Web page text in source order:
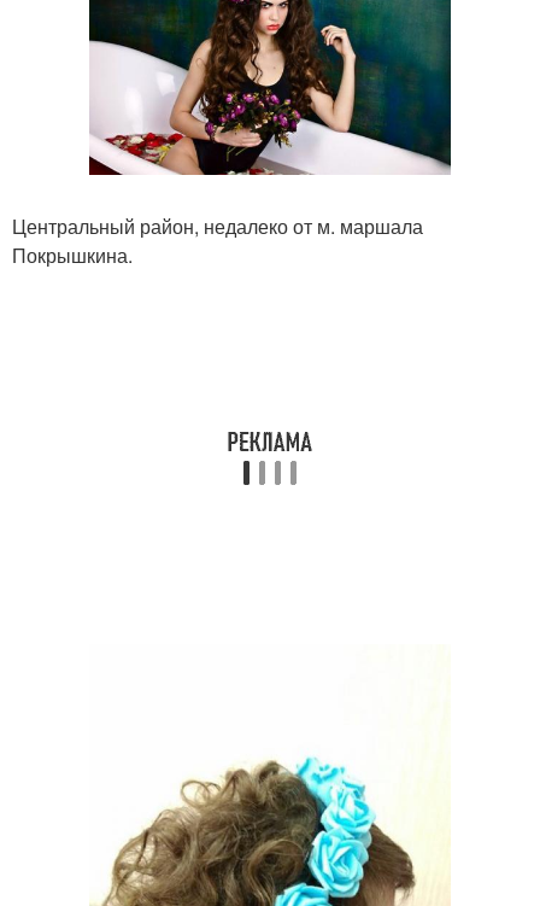
Центральный район, недалеко от м. маршала
Покрышкина.